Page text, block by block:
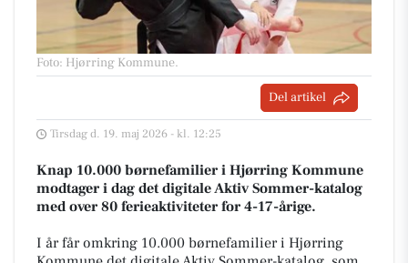
Foto: Hjørring Kommune.
Del artikel
Tirsdag d. 19. maj 2026 - kl. 12:25
Knap 10.000 børnefamilier i Hjørring Kommune
modtager i dag det digitale Aktiv Sommer-katalog
med over 80 ferieaktiviteter for 4-17-årige.
I år får omkring 10.000 børnefamilier i Hjørring